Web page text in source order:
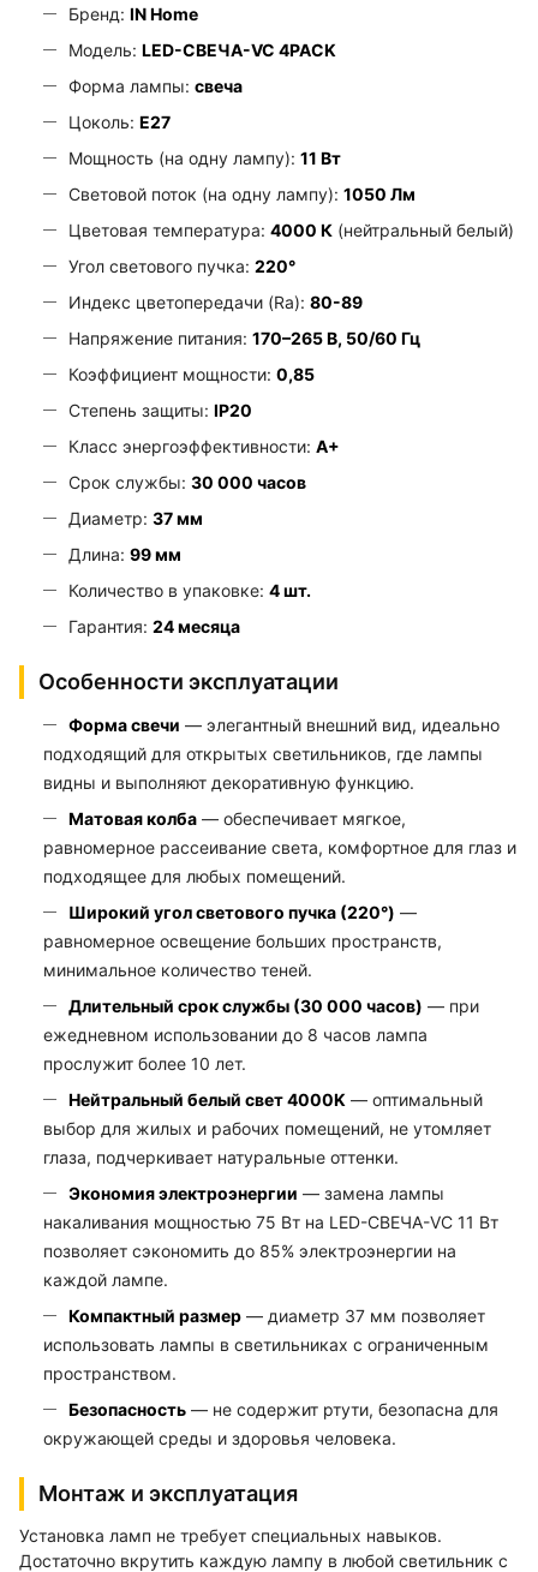
Бренд: IN Home
Модель: LED-СВЕЧА-VC 4PACK
Форма лампы: свеча
Цоколь: E27
Мощность (на одну лампу): 11 Вт
Световой поток (на одну лампу): 1050 Лм
Цветовая температура: 4000 К (нейтральный белый)
Угол светового пучка: 220°
Индекс цветопередачи (Ra): 80-89
Напряжение питания: 170–265 В, 50/60 Гц
Коэффициент мощности: 0,85
Степень защиты: IP20
Класс энергоэффективности: A+
Срок службы: 30 000 часов
Диаметр: 37 мм
Длина: 99 мм
Количество в упаковке: 4 шт.
Гарантия: 24 месяца
Особенности эксплуатации
Форма свечи — элегантный внешний вид, идеально
подходящий для открытых светильников, где лампы
видны и выполняют декоративную функцию.
Матовая колба — обеспечивает мягкое,
равномерное рассеивание света, комфортное для глаз и
подходящее для любых помещений.
Широкий угол светового пучка (220°) —
равномерное освещение больших пространств,
минимальное количество теней.
Длительный срок службы (30 000 часов) — при
ежедневном использовании до 8 часов лампа
прослужит более 10 лет.
Нейтральный белый свет 4000K — оптимальный
выбор для жилых и рабочих помещений, не утомляет
глаза, подчеркивает натуральные оттенки.
Экономия электроэнергии — замена лампы
накаливания мощностью 75 Вт на LED-СВЕЧА-VC 11 Вт
позволяет сэкономить до 85% электроэнергии на
каждой лампе.
Компактный размер — диаметр 37 мм позволяет
использовать лампы в светильниках с ограниченным
пространством.
Безопасность — не содержит ртути, безопасна для
окружающей среды и здоровья человека.
Монтаж и эксплуатация
Установка ламп не требует специальных навыков.
Достаточно вкрутить каждую лампу в любой светильник с